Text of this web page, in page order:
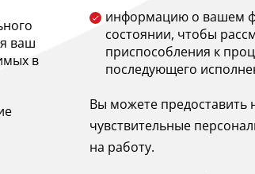
ваш
в
информацию о вашем
состоянии, чтобы
приспособления к
последующего
Вы можете предоставить
чувствительные
на работу.